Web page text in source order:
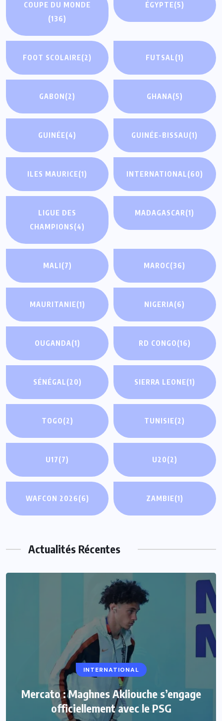
COUPE DU MONDE
(136)
ÉGYPTE(5)
FOOT SCOLAIRE(2) FUTSAL(1)
GABON(2) GHANA(5)
GUINÉE(4) GUINÉE-BISSAU(1)
ILES MAURICE(1) INTERNATIONAL(60)
LIGUE DES
CHAMPIONS(4)
MADAGASCAR(1)
MALI(7) MAROC(36)
MAURITANIE(1) NIGERIA(6)
OUGANDA(1) RD CONGO(16)
SÉNÉGAL(20) SIERRA LEONE(1)
TOGO(2) TUNISIE(2)
U17(7) U20(2)
WAFCON 2026(6) ZAMBIE(1)
Actualités Récentes
INTERNATIONAL
Mercato : Maghnes Akliouche s’engage
officiellement avec le PSG